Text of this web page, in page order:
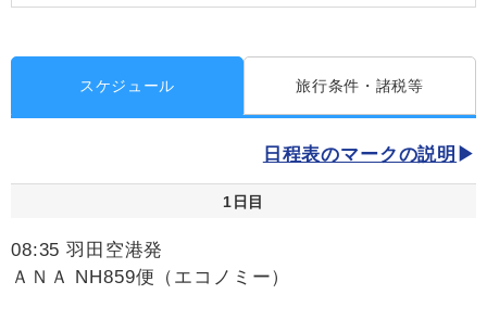
スケジュール 旅行条件・諸税等
日程表のマークの説明
1日目
08:35 羽田空港発
ＡＮＡ NH859便（エコノミー）